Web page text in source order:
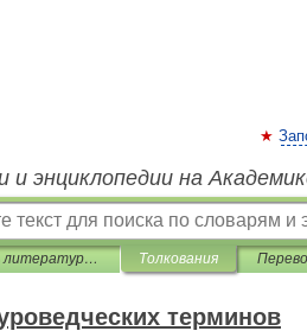
и энциклопедии на
Словарь литературоведческих терминов Толкования
терминов